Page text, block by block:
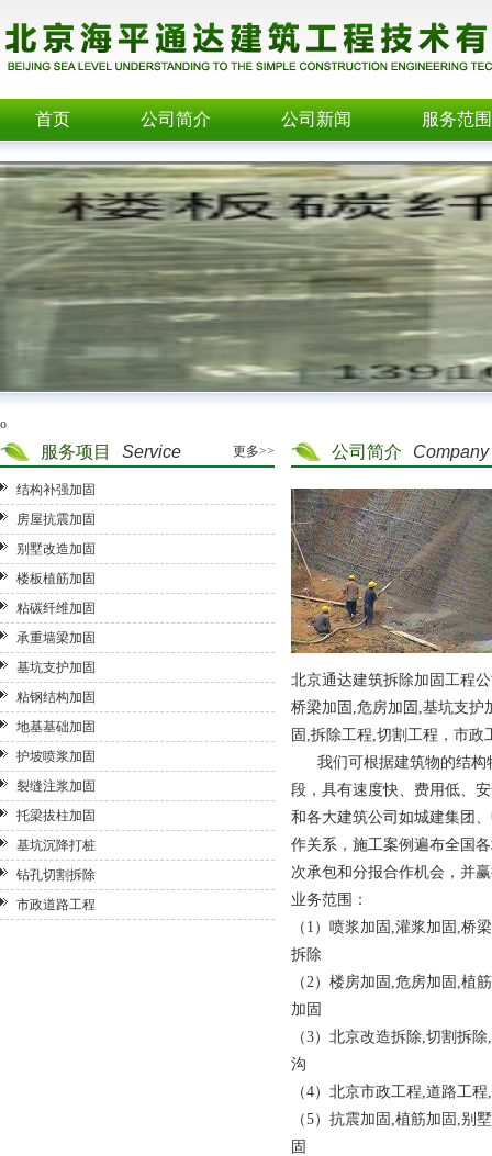
首页 公司简介 公司新闻 服务范围
o
服务项目 Service 更多>>
结构补强加固
房屋抗震加固
别墅改造加固
楼板植筋加固
粘碳纤维加固
承重墙梁加固
基坑支护加固
粘钢结构加固
地基基础加固
护坡喷浆加固
裂缝注浆加固
托梁拔柱加固
基坑沉降打桩
钻孔切割拆除
市政道路工程
公司简介 Company
北京通达建筑拆除加固工程
桥梁加固, 危房加固 基坑支护
固,拆除工程,切割工程，市政
我们可根据建筑物的结构
段，具有速度快、费用低、
和各大建筑公司如城建集团
作关系，施工案例遍布全国
次承包和分报合作机会，并
业务范围：
（1）喷浆加固,灌浆加固,桥
拆除
（2）楼房加固,危房加固, 植
加固
（3）北京改造拆除,切割拆
沟
（4） 北京市政工程,道路工
（5）抗震加固,植筋加固,别
固